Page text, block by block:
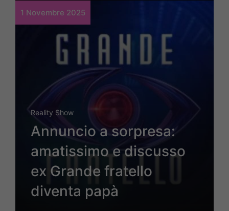
1 Novembre 2025
Reality Show
Annuncio a sorpresa:
amatissimo e discusso
ex Grande fratello
diventa papà